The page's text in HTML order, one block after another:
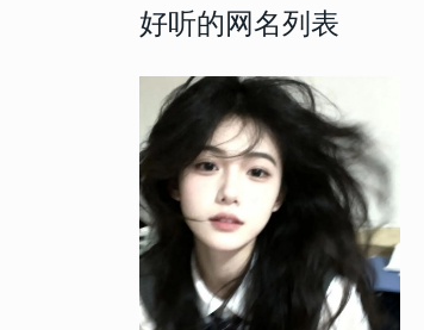
好听的网名列表